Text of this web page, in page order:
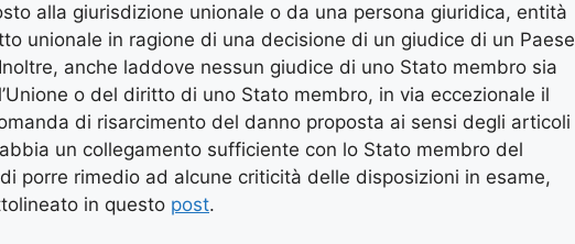
alla giurisdizione unionale o da una persona giuridica, entità
unionale in ragione di una decisione di un giudice di un Paese
anche laddove nessun giudice di uno Stato membro sia
o del diritto di uno Stato membro, in via eccezionale il
di risarcimento del danno proposta ai sensi degli articoli
un collegamento sufficiente con lo Stato membro del
porre rimedio ad alcune criticità delle disposizioni in esame,
in questo post.